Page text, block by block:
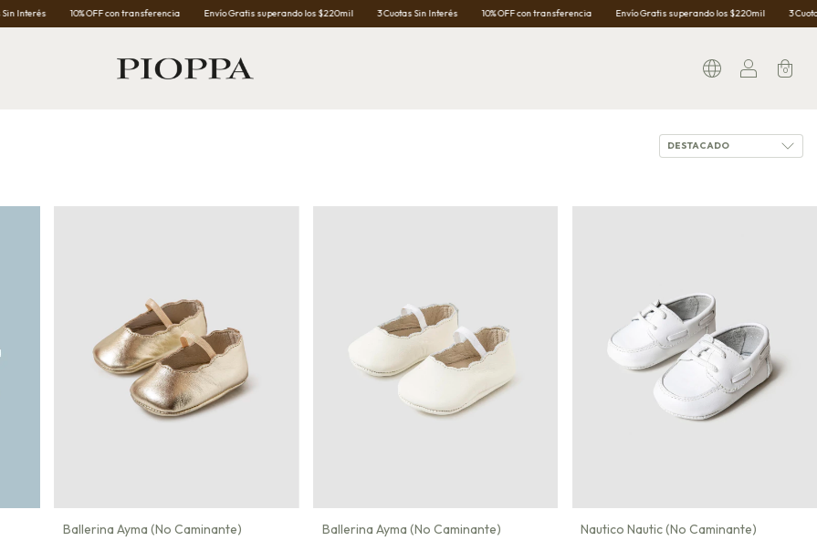
10% OFF con transferencia Envío Gratis superando los $220mil 3 Cuotas Sin Interés 10% OFF con transferencia Envío Gratis superando los $220mil 3 Cuotas Sin Interés
0
Ballerina Ayma (No Caminante) Ballerina Ayma (No Caminante) Nautico Nautic (No Caminante)